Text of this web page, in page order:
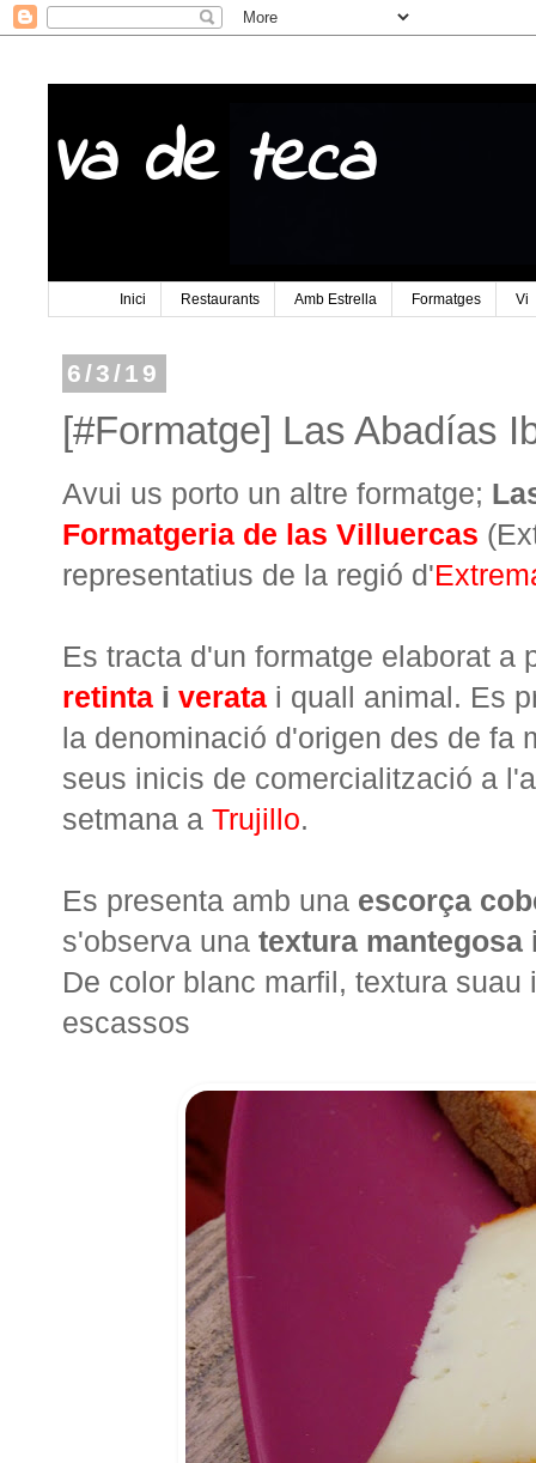
Va de teca
Inici Restaurants Amb Estrella Formatges Vi
6/3/19
[#Formatge] Las Abadías
Avui us porto un altre formatge;
Formatgeria de las Villuercas
representatius de la regió d'
Es tracta d'un formatge elaborat a
retinta i verata i quall animal. Es
la denominació d'origen des de fa
seus inicis de comercialització a
setmana a Trujillo.
Es presenta amb una escorça
s'observa una textura
De color blanc marfil, textura
escassos